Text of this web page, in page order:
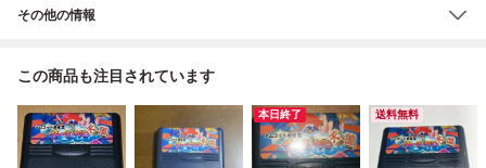
その他の情報
この商品も注目されています
本日終了 送料無料